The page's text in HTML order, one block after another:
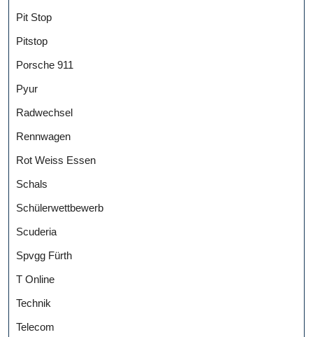
Pit Stop
Pitstop
Porsche 911
Pyur
Radwechsel
Rennwagen
Rot Weiss Essen
Schals
Schülerwettbewerb
Scuderia
Spvgg Fürth
T Online
Technik
Telecom